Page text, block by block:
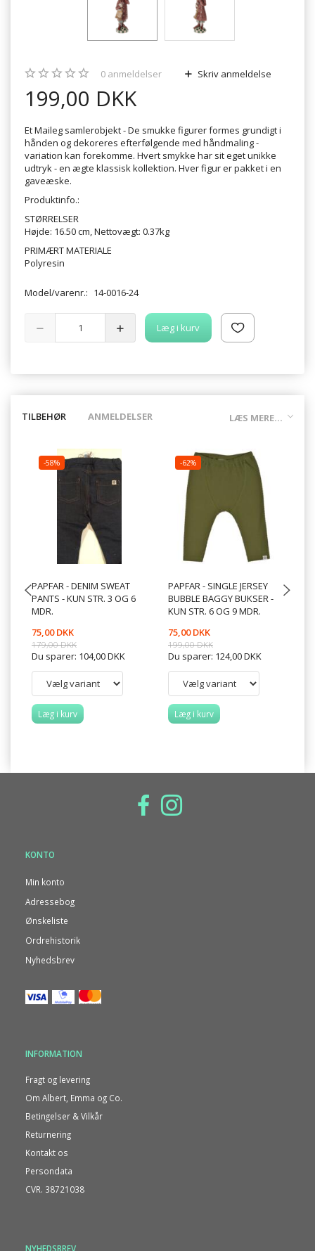
0 anmeldelser Skriv anmeldelse
199,00 DKK
Et Maileg samlerobjekt - De smukke figurer formes grundigt i
hånden og dekoreres efterfølgende med håndmaling -
variation kan forekomme. Hvert smykke har sit eget unikke
udtryk - en ægte klassisk kollektion. Hver figur er pakket i en
gaveæske.
Produktinfo.:
STØRRELSER
Højde: 16.50 cm, Nettovægt: 0.37kg
PRIMÆRT MATERIALE
Polyresin
Model/varenr.: 14-0016-24
Læg i kurv
LÆS MERE...
TILBEHØR ANMELDELSER
-58%
PAPFAR - DENIM SWEAT
PANTS - KUN STR. 3 OG 6
MDR.
75,00 DKK
179,00 DKK
Du sparer: 104,00 DKK
Læg i kurv
-62%
PAPFAR - SINGLE JERSEY
BUBBLE BAGGY BUKSER -
KUN STR. 6 OG 9 MDR.
75,00 DKK
199,00 DKK
Du sparer: 124,00 DKK
Læg i kurv
KONTO
Min konto
Adressebog
Ønskeliste
Ordrehistorik
Nyhedsbrev
INFORMATION
Fragt og levering
Om Albert, Emma og Co.
Betingelser & Vilkår
Returnering
Kontakt os
Persondata
CVR. 38721038
NYHEDSBREV